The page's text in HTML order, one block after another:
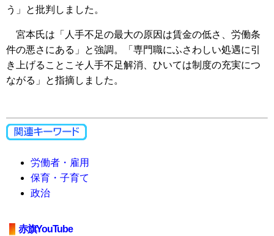
う」と批判しました。
宮本氏は「人手不足の最大の原因は賃金の低さ、労働条
件の悪さにある」と強調。「専門職にふさわしい処遇に引
き上げることこそ人手不足解消、ひいては制度の充実につ
ながる」と指摘しました。
労働者・雇用
保育・子育て
政治
赤旗YouTube